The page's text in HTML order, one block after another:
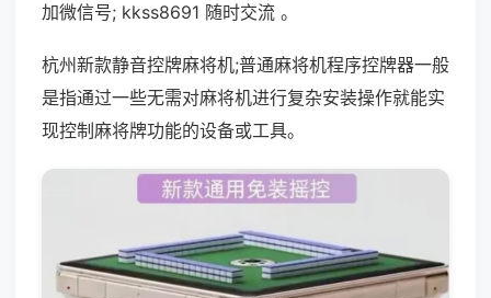
加微信号; kkss8691 随时交流 。
杭州新款静音控牌麻将机;普通麻将机程序控牌器一般
是指通过一些无需对麻将机进行复杂安装操作就能实
现控制麻将牌功能的设备或工具。